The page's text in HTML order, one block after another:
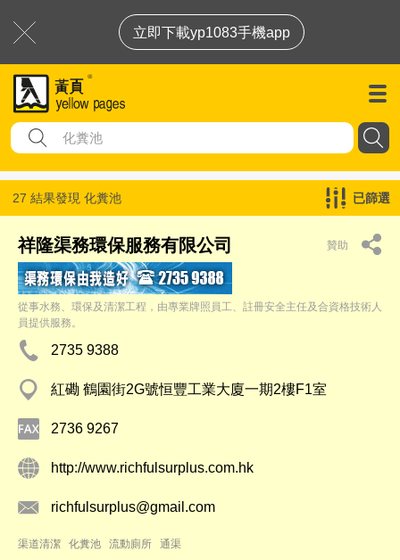
立即下載yp1083手機app
27 結果發現 化糞池 已篩選
祥隆渠務環保服務有限公司 贊助
從事水務、環保及清潔工程，由專業牌照員工、註冊安全主任及合資格技術人
員提供服務。
2735 9388
紅磡 鶴園街2G號恒豐工業大廈一期2樓F1室
2736 9267
http://www.richfulsurplus.com.hk
richfulsurplus@gmail.com
渠道清潔 化糞池 流動廁所 通渠